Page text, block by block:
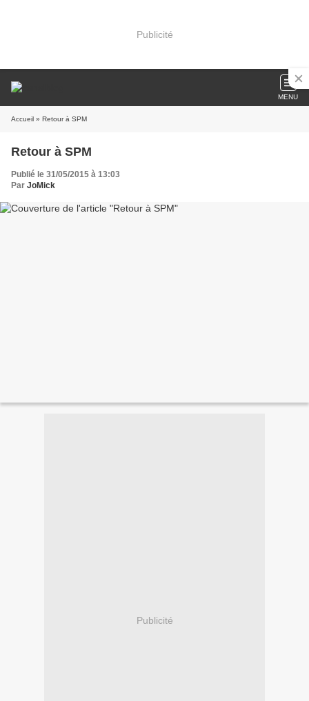
Publicité
MENU
Accueil » Retour à SPM
Retour à SPM
Publié le 31/05/2015 à 13:03
Par JoMick
Publicité